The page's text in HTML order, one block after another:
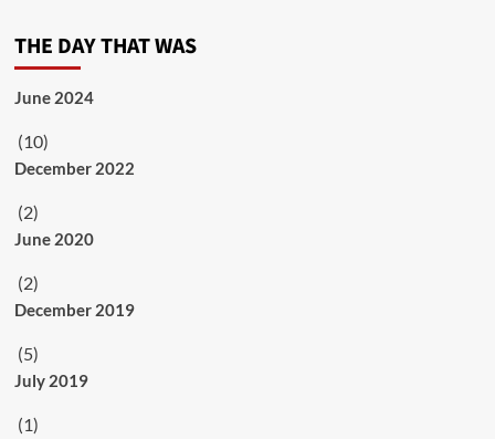
THE DAY THAT WAS
June 2024
(10)
December 2022
(2)
June 2020
(2)
December 2019
(5)
July 2019
(1)